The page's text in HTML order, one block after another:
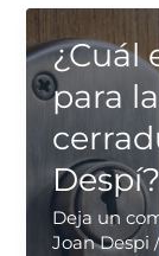
cerraduras
son
más
seguras
para
puertas
de
casas?
¿Cuál
para
Despí?
Deja un
Joan Despi